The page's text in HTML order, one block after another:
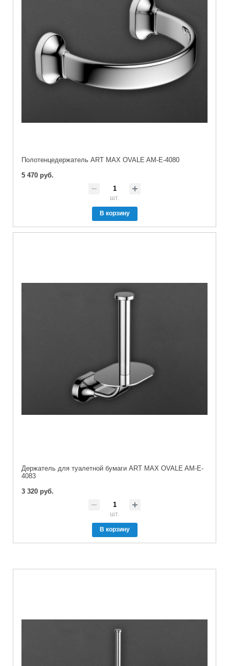
Полотенцедержатель ART MAX OVALE AM-E-4080
5 470 руб.
шт.
В корзину
Держатель для туалетной бумаги ART MAX OVALE AM-E-
4083
3 320 руб.
шт.
В корзину